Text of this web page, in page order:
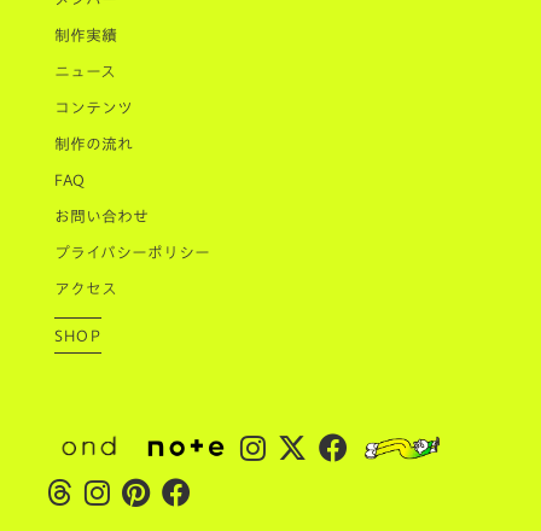
制作実績
ニュース
コンテンツ
制作の流れ
FAQ
お問い合わせ
プライバシーポリシー
アクセス
SHOP